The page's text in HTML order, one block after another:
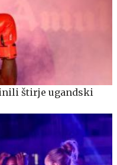
štirje ugandski